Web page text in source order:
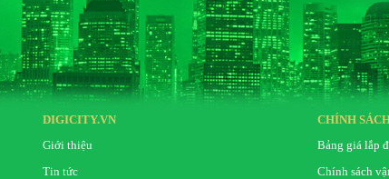
DIGICITY.VN
Giới thiệu
Tin tức
CHÍNH
Bảng giá lắp
Chính sách